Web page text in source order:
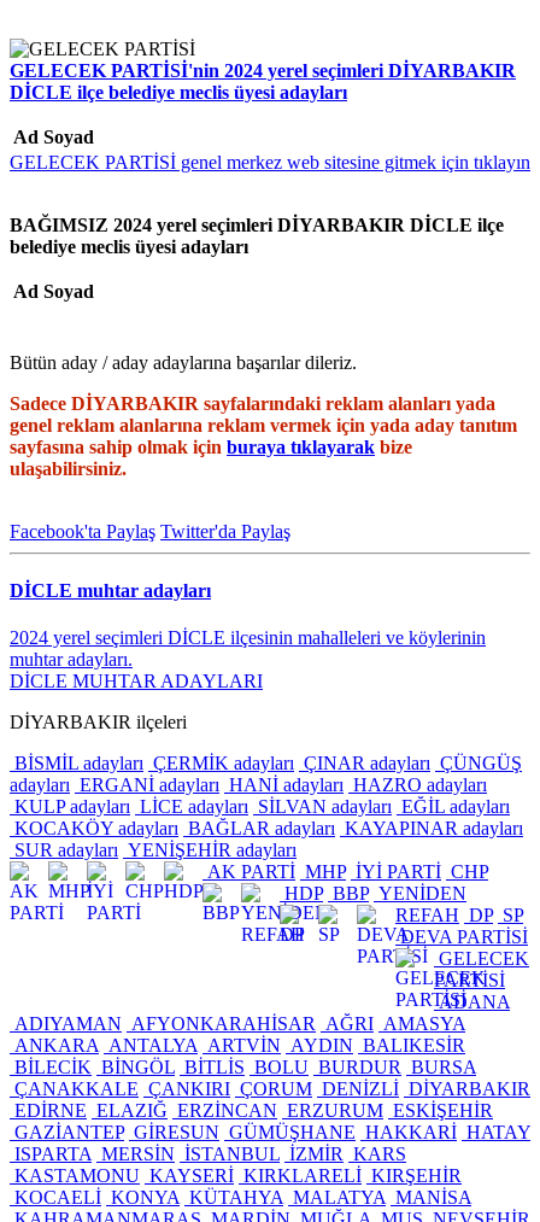
GELECEK PARTİSİ'nin 2024 yerel seçimleri DİYARBAKIR
DİCLE ilçe belediye meclis üyesi adayları
Ad Soyad
GELECEK PARTİSİ genel merkez web sitesine gitmek için tıklayın
BAĞIMSIZ 2024 yerel seçimleri DİYARBAKIR DİCLE ilçe
belediye meclis üyesi adayları
Ad Soyad
Bütün aday / aday adaylarına başarılar dileriz.
Sadece DİYARBAKIR sayfalarındaki reklam alanları yada
genel reklam alanlarına reklam vermek için yada aday tanıtım
sayfasına sahip olmak için buraya tıklayarak bize
ulaşabilirsiniz.
Facebook'ta Paylaş Twitter'da Paylaş
DİCLE muhtar adayları
2024 yerel seçimleri DİCLE ilçesinin mahalleleri ve köylerinin
muhtar adayları.
DİCLE MUHTAR ADAYLARI
DİYARBAKIR ilçeleri
BİSMİL adayları ÇERMİK adayları ÇINAR adayları ÇÜNGÜŞ
adayları ERGANİ adayları HANİ adayları HAZRO adayları
KULP adayları LİCE adayları SİLVAN adayları EĞİL adayları
KOCAKÖY adayları BAĞLAR adayları KAYAPINAR adayları
SUR adayları YENİŞEHİR adayları
AK PARTİ MHP İYİ PARTİ CHP
HDP BBP YENİDEN
REFAH DP SP
DEVA PARTİSİ
GELECEK
PARTİSİ
ADANA
ADIYAMAN AFYONKARAHİSAR AĞRI AMASYA
ANKARA ANTALYA ARTVİN AYDIN BALIKESİR
BİLECİK BİNGÖL BİTLİS BOLU BURDUR BURSA
ÇANAKKALE ÇANKIRI ÇORUM DENİZLİ DİYARBAKIR
EDİRNE ELAZIĞ ERZİNCAN ERZURUM ESKİŞEHİR
GAZİANTEP GİRESUN GÜMÜŞHANE HAKKARİ HATAY
ISPARTA MERSİN İSTANBUL İZMİR KARS
KASTAMONU KAYSERİ KIRKLARELİ KIRŞEHİR
KOCAELİ KONYA KÜTAHYA MALATYA MANİSA